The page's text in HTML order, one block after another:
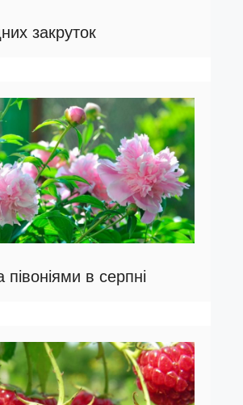
закруток
в серпні